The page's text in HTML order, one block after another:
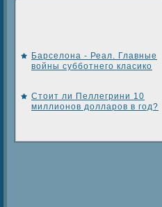
Барселона - Реал. Главные
войны субботнего класико
Стоит ли Пеллегрини 10
миллионов долларов в год?